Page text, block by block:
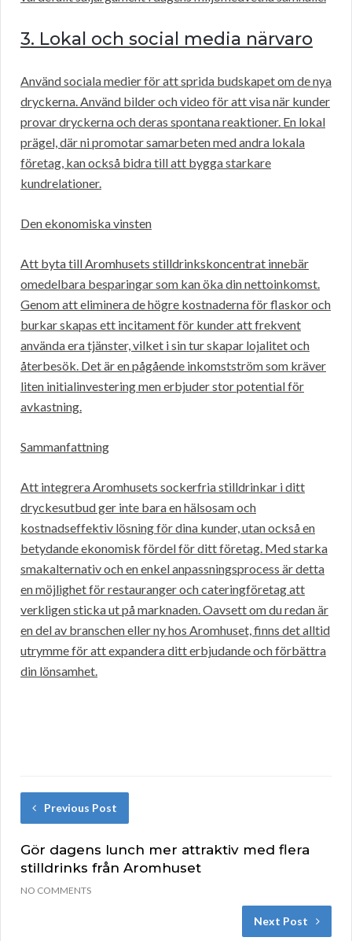
3. Lokal och social media närvaro
Använd sociala medier för att sprida budskapet om de nya
dryckerna. Använd bilder och video för att visa när kunder
provar dryckerna och deras spontana reaktioner. En lokal
prägel, där ni promotar samarbeten med andra lokala
företag, kan också bidra till att bygga starkare
kundrelationer.
Den ekonomiska vinsten
Att byta till Aromhusets stilldrinkskoncentrat innebär
omedelbara besparingar som kan öka din nettoinkomst.
Genom att eliminera de högre kostnaderna för flaskor och
burkar skapas ett incitament för kunder att frekvent
använda era tjänster, vilket i sin tur skapar lojalitet och
återbesök. Det är en pågående inkomstström som kräver
liten initialinvestering men erbjuder stor potential för
avkastning.
Sammanfattning
Att integrera Aromhusets sockerfria stilldrinkar i ditt
dryckesutbud ger inte bara en hälsosam och
kostnadseffektiv lösning för dina kunder, utan också en
betydande ekonomisk fördel för ditt företag. Med starka
smakalternativ och en enkel anpassningsprocess är detta
en möjlighet för restauranger och cateringföretag att
verkligen sticka ut på marknaden. Oavsett om du redan är
en del av branschen eller ny hos Aromhuset, finns det alltid
utrymme för att expandera ditt erbjudande och förbättra
din lönsamhet.
Previous Post
Gör dagens lunch mer attraktiv med flera
stilldrinks från Aromhuset
NO COMMENTS
Next Post